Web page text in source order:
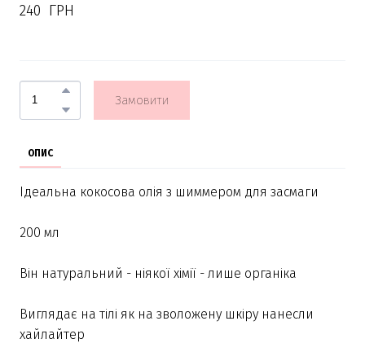
240  ГРН
Замовити
ОПИС
Ідеальна кокосова олія з шиммером для засмаги
200 мл
Він натуральний - ніякої хімії - лише органіка
Виглядає на тілі як на зволожену шкіру нанесли
хайлайтер